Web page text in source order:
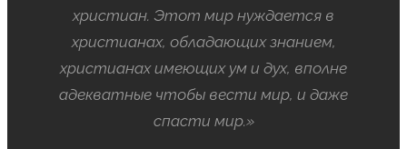
христиан. Этот мир нуждается в
христианах, обладающих знанием,
христианах имеющих ум и дух, вполне
адекватные чтобы вести мир, и даже
спасти мир.»